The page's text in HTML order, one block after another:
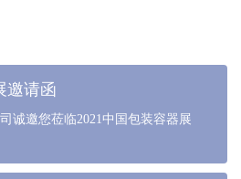
邀请函
诚邀您莅临2021中国包装容器展